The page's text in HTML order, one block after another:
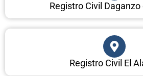
Registro Civil Daganzo
Registro Civil El